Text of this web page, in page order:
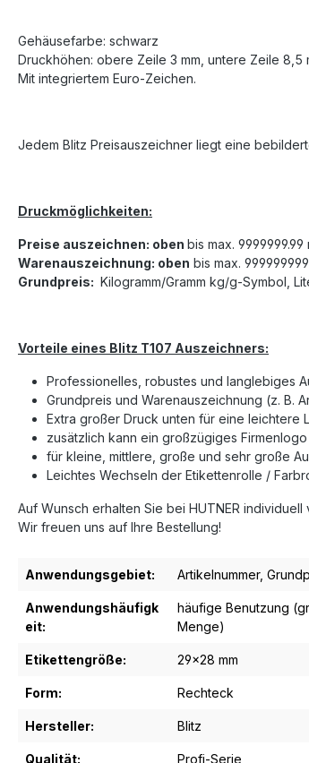
Gehäusefarbe: schwarz
Druckhöhen: obere Zeile 3 mm, untere Zeile 8,5
Mit integriertem Euro-Zeichen.
Jedem Blitz Preisauszeichner liegt eine
Druckmöglichkeiten:
Preise auszeichnen: oben bis max.
Warenauszeichnung: oben bis max.
Grundpreis: Kilogramm/Gramm kg/g-Symbol,
Vorteile eines Blitz T107 Auszeichners:
Professionelles, robustes und langlebiges
Grundpreis und Warenauszeichnung (z. B.
Extra großer Druck unten für eine leichtere
zusätzlich kann ein großzügiges
für kleine, mittlere, große und sehr große
Leichtes Wechseln der Etikettenrolle /
Auf Wunsch erhalten Sie bei HUTNER
Wir freuen uns auf Ihre Bestellung!
Anwendungsgebiet: Artikelnummer,
Anwendungshäufigk
eit:
häufige Benutzung
Menge)
Etikettengröße: 29x28 mm
Form: Rechteck
Hersteller: Blitz
Qualität: Profi-Serie